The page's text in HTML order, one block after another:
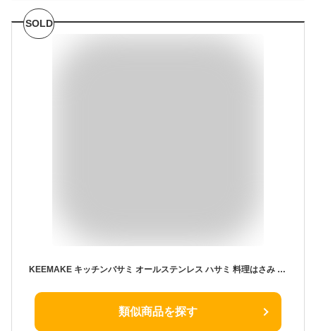
SOLD
KEEMAKE キッチンバサミ オールステンレス ハサミ 料理はさみ 分解 食洗機対応 はさみ キッチンはさみ 切れ味 洗える 万能 家庭用 調理用ハサミ 肉切り 焼肉
類似商品を探す